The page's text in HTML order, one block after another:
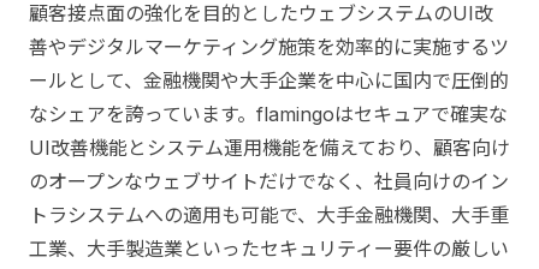
顧客接点面の強化を目的としたウェブシステムのUI改
善やデジタルマーケティング施策を効率的に実施するツ
ールとして、金融機関や大手企業を中心に国内で圧倒的
なシェアを誇っています。flamingoはセキュアで確実な
UI改善機能とシステム運用機能を備えており、顧客向け
のオープンなウェブサイトだけでなく、社員向けのイン
トラシステムへの適用も可能で、大手金融機関、大手重
工業、大手製造業といったセキュリティー要件の厳しい